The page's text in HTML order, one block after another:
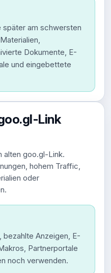
später am schwersten
Dokumente, E-
und eingebettete
Link
alten goo.gl-Link.
hohem Traffic,
oder
bezahlte Anzeigen, E-
Partnerportale
noch verwenden.